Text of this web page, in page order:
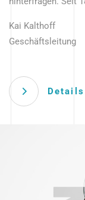
Kai Kalthoff
Geschäftsleitung
Details